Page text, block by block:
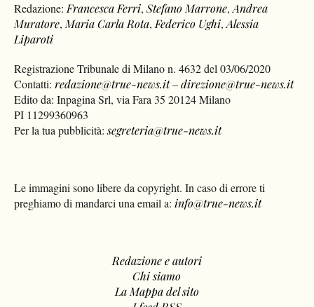
Redazione:Francesca Ferri,Stefano Marrone,Andrea
Muratore,Maria Carla Rota,Federico Ughi,Alessia
Liparoti
Registrazione Tribunale di Milano n. 4632 del 03/06/2020
Contatti:redazione@true-news.it–direzione@true-news.it
Edito da: Inpagina Srl, via Fara 35 20124 Milano
PI 11299360963
Per la tua pubblicità:segreteria@true-news.it
Le immagini sono libere da copyright. In caso di errore ti
preghiamo di mandarci una email a: info@true-news.it
Redazione e autori
Chi siamo
La Mappa del sito